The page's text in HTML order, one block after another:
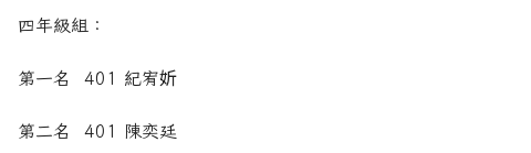
四年級組：
第一名 401 紀宥妡
第二名 401 陳奕廷